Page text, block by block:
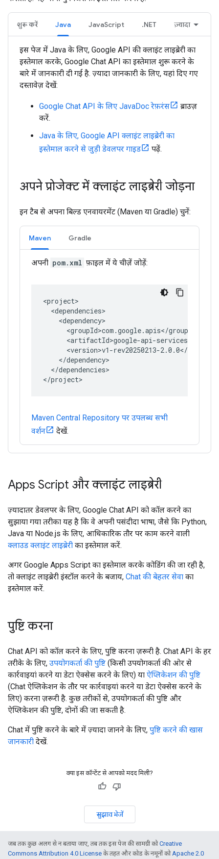
शुरू करें Java JavaScript .NET ज़्यादा
इस पेज में Java के लिए, Google API की क्लाइंट लाइब्रेरी का
इस्तेमाल करके, Google Chat API का इस्तेमाल शुरू करने के
बारे में जानकारी दी गई है. ज़्यादा जानकारी के लिए, यहां दिए गए
दस्तावेज़ देखें:
Google Chat API के लिए JavaDoc रेफ़रंस
ब्राउज़
करें.
Java के लिए, Google API क्लाइंट लाइब्रेरी का
इस्तेमाल करने से जुड़ी डेवलपर गाइड
पढ़ें.
अपने प्रोजेक्ट में क्लाइंट लाइब्रेरी जोड़ना
इन टैब से अपना बिल्ड एनवायरमेंट (Maven या Gradle) चुनें:
Maven Gradle
अपनी pom.xml फ़ाइल में ये चीज़ें जोड़ें:
Maven Central Repository पर उपलब्ध सभी
वर्शन
देखें.
Apps Script और क्लाइंट लाइब्रेरी
ज़्यादातर डेवलपर के लिए, Google Chat API को कॉल करने का
सुझाया गया तरीका यह है कि वे अपनी पसंदीदा भाषा, जैसे कि Python,
Java या Node.js के लिए, आधिकारिक तौर पर काम करने वाली
क्लाउड क्लाइंट लाइब्रेरी का इस्तेमाल करें.
अगर Google Apps Script का इस्तेमाल करके कोडिंग की जा रही है,
तो क्लाइंट लाइब्रेरी इंस्टॉल करने के बजाय, Chat की बेहतर सेवा का
इस्तेमाल करें.
पुष्टि करना
Chat API को कॉल करने के लिए, पुष्टि करना ज़रूरी है. Chat API के हर
तरीके के लिए, उपयोगकर्ता की पुष्टि (किसी उपयोगकर्ता की ओर से
कार्रवाइयां करने या डेटा ऐक्सेस करने के लिए) या ऐप्लिकेशन की पुष्टि
(Chat ऐप्लिकेशन के तौर पर कार्रवाइयां करने या डेटा ऐक्सेस करने के
लिए) करना ज़रूरी है. कुछ तरीकों से, उपयोगकर्ता की पुष्टि और
ऐप्लिकेशन की पुष्टि, दोनों की जा सकती है.
Chat में पुष्टि करने के बारे में ज़्यादा जानने के लिए, पुष्टि करने की खास
जानकारी देखें.
क्या इस कॉन्टेंट से आपको मदद मिली?
सुझाव भेजें
जब तक कुछ अलग से न बताया जाए, तब तक इस पेज की सामग्री कोCreative
Commons Attribution 4.0 License के तहत और कोड के नमूनों कोApache 2.0